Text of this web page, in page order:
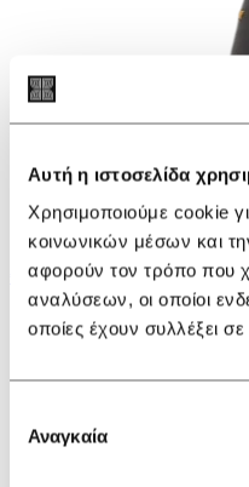
Αυτή η ιστοσελίδα
Χρησιμοποιούμε cookie
κοινωνικών μέσων και
αφορούν τον τρόπο που
αναλύσεων, οι οποίοι
οποίες έχουν συλλέξει
συγκατάθεσης
Αναγκαία
€ 225,00 € 135,00
Castañer Carina/8ED/